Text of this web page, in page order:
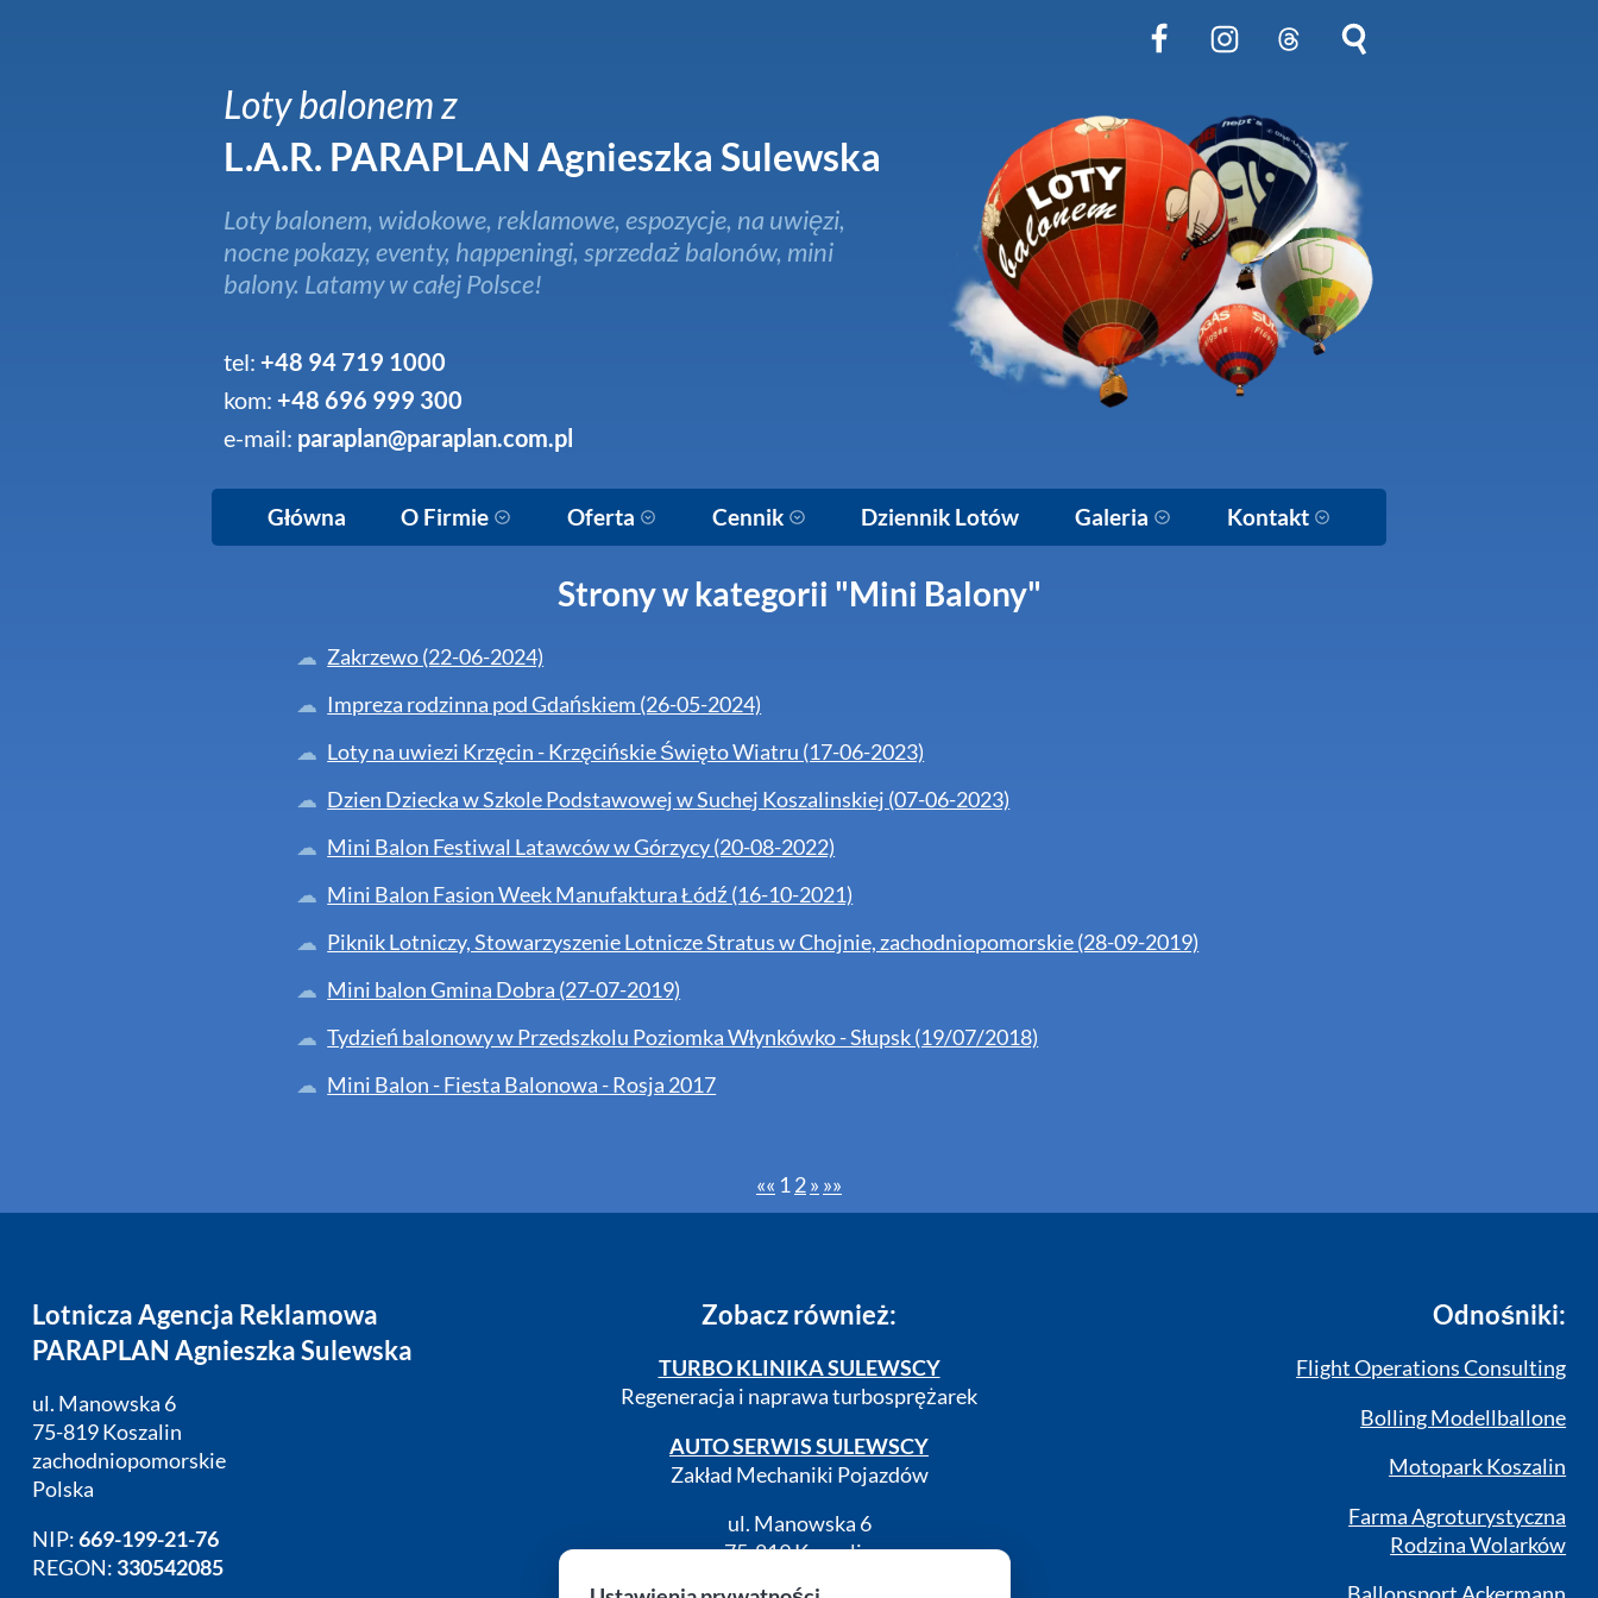
Loty balonem z
L.A.R. PARAPLAN Agnieszka Sulewska
Loty balonem, widokowe, reklamowe, espozycje, na uwięzi,
nocne pokazy, eventy, happeningi, sprzedaż balonów, mini
balony. Latamy w całej Polsce!
tel: +48 94 719 1000
kom: +48 696 999 300
e-mail: paraplan@paraplan.com.pl
Główna O Firmie Oferta Cennik Dziennik Lotów Galeria Kontakt
Strony w kategorii "Mini Balony"
Zakrzewo (22-06-2024)
Impreza rodzinna pod Gdańskiem (26-05-2024)
Loty na uwiezi Krzęcin - Krzęcińskie Święto Wiatru (17-06-2023)
Dzien Dziecka w Szkole Podstawowej w Suchej Koszalinskiej (07-06-2023)
Mini Balon Festiwal Latawców w Górzycy (20-08-2022)
Mini Balon Fasion Week Manufaktura Łódź (16-10-2021)
Piknik Lotniczy, Stowarzyszenie Lotnicze Stratus w Chojnie, zachodniopomorskie (28-09-2019)
Mini balon Gmina Dobra (27-07-2019)
Tydzień balonowy w Przedszkolu Poziomka Włynkówko - Słupsk (19/07/2018)
Mini Balon - Fiesta Balonowa - Rosja 2017
«« 1 2» »»
Lotnicza Agencja Reklamowa
PARAPLAN Agnieszka Sulewska
ul. Manowska 6
75-819 Koszalin
zachodniopomorskie
Polska
NIP:669-199-21-76
REGON: 330542085
Zobacz również:
TURBO KLINIKA SULEWSCY
Regeneracja i naprawa turbosprężarek
AUTO SERWIS SULEWSCY
Zakład Mechaniki Pojazdów
ul. Manowska 6
75-819 Koszalin
Odnośniki:
Flight Operations Consulting
Bolling Modellballone
Motopark Koszalin
Farma Agroturystyczna
Rodzina Wolarków